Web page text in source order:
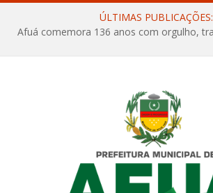
ÚLTIMAS PUBLICAÇÕES: